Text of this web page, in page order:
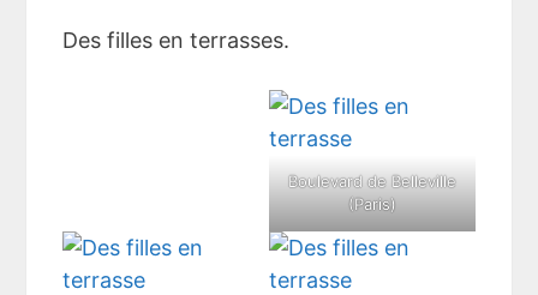
Des filles en terrasses.
Boulevard de Belleville
(Paris)